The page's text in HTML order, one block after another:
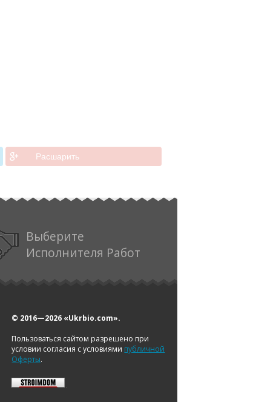
Расшарить
Выберите
Исполнителя Работ
© 2016—2026 «Ukrbio.com».
Пользоваться сайтом разрешено при
условии согласия с условиями публичной
Оферты.